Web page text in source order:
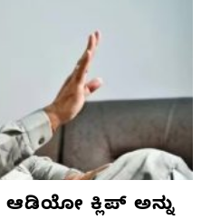
ಕ್ಲಿಪ್ ಅನ್ನು